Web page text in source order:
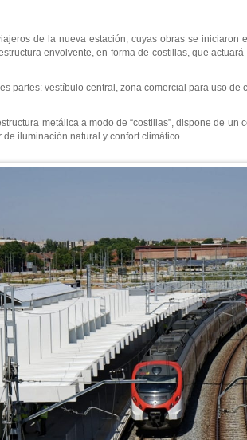
de la nueva estación, cuyas obras se iniciaron
envolvente, en forma de costillas, que
partes: vestíbulo central, zona comercial para uso
metálica a modo de “costillas”, dispone de
iluminación natural y confort climático.